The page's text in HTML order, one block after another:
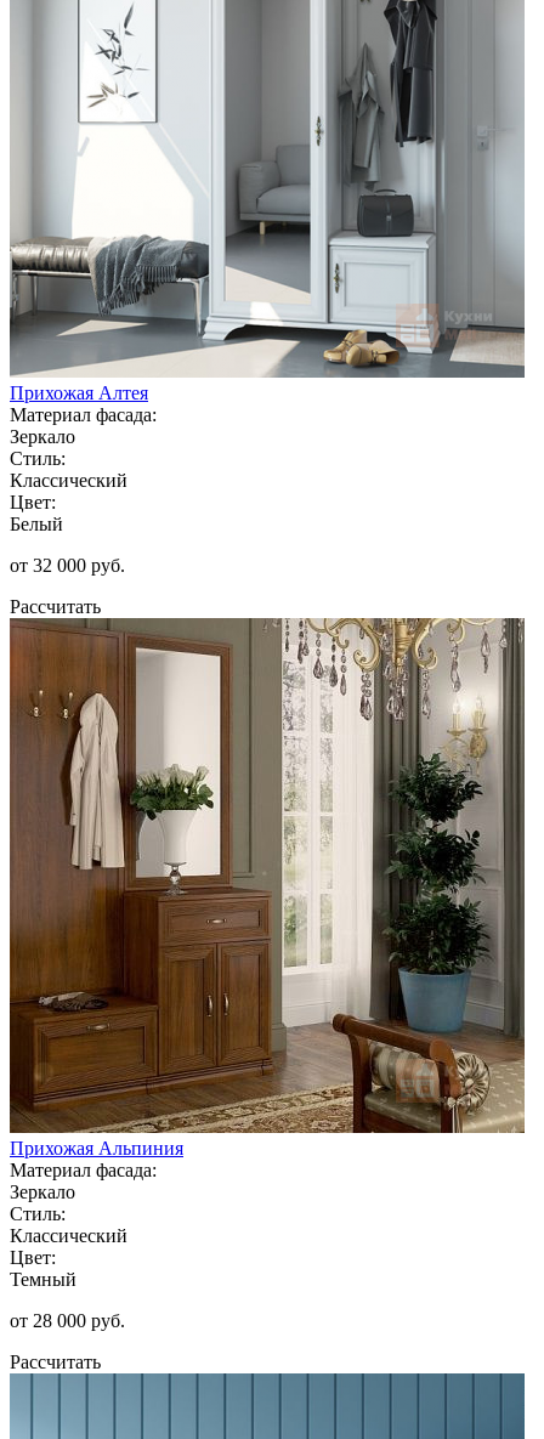
Прихожая Алтея
Материал фасада:
Зеркало
Стиль:
Классический
Цвет:
Белый
от 32 000 руб.
Рассчитать
Прихожая Альпиния
Материал фасада:
Зеркало
Стиль:
Классический
Цвет:
Темный
от 28 000 руб.
Рассчитать